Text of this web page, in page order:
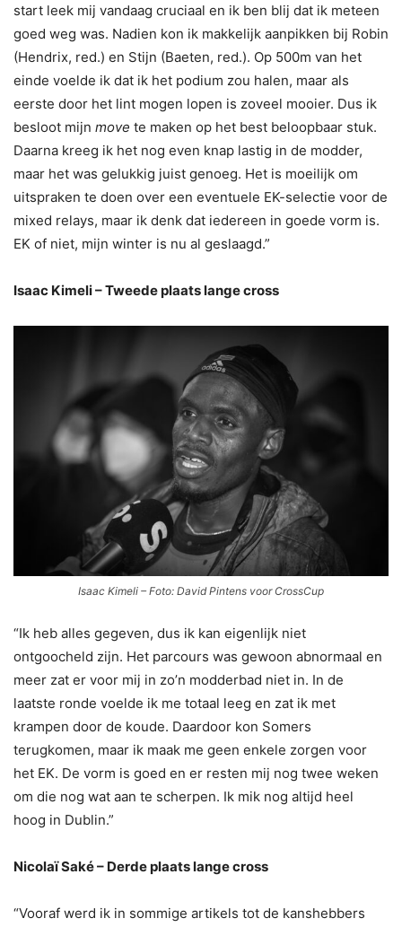
start leek mij vandaag cruciaal en ik ben blij dat ik meteen
goed weg was. Nadien kon ik makkelijk aanpikken bij Robin
(Hendrix, red.) en Stijn (Baeten, red.). Op 500m van het
einde voelde ik dat ik het podium zou halen, maar als
eerste door het lint mogen lopen is zoveel mooier. Dus ik
besloot mijn move te maken op het best beloopbaar stuk.
Daarna kreeg ik het nog even knap lastig in de modder,
maar het was gelukkig juist genoeg. Het is moeilijk om
uitspraken te doen over een eventuele EK-selectie voor de
mixed relays, maar ik denk dat iedereen in goede vorm is.
EK of niet, mijn winter is nu al geslaagd.”
Isaac Kimeli – Tweede plaats lange cross
Isaac Kimeli – Foto: David Pintens voor CrossCup
“Ik heb alles gegeven, dus ik kan eigenlijk niet
ontgoocheld zijn. Het parcours was gewoon abnormaal en
meer zat er voor mij in zo’n modderbad niet in. In de
laatste ronde voelde ik me totaal leeg en zat ik met
krampen door de koude. Daardoor kon Somers
terugkomen, maar ik maak me geen enkele zorgen voor
het EK. De vorm is goed en er resten mij nog twee weken
om die nog wat aan te scherpen. Ik mik nog altijd heel
hoog in Dublin.”
Nicolaï Saké – Derde plaats lange cross
“Vooraf werd ik in sommige artikels tot de kanshebbers